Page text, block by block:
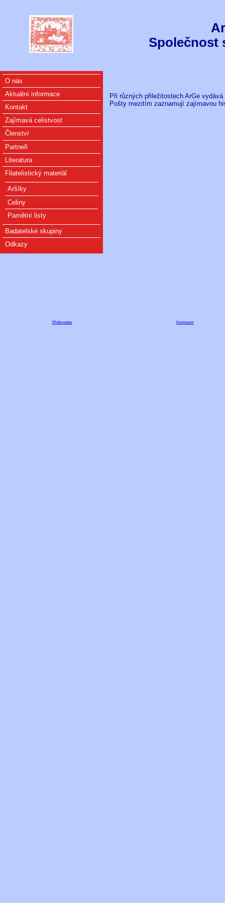
Společnost
Při různých přiležitostech ArGe
Pošty mezitím zaznamují zajímavou
O nás
Aktuální informace
Kontakt
Zajímavá celistvost
Členství
Partneři
Literatura
Filatelistický materiál
Aršíky
Celiny
Pamětní listy
Badatelské skupiny
Odkazy
Webmaster Impresum